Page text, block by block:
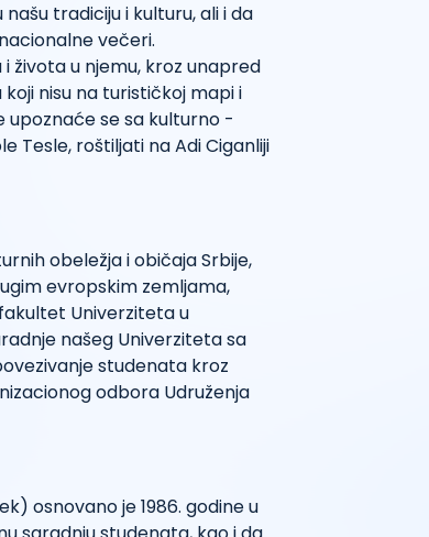
tradiciju i kulturu, ali i da
večeri.
života u njemu, kroz unapred
nisu na turističkoj mapi i
upoznaće se sa kulturno -
Tesle, roštiljati na Adi Ciganliji
obeležja i običaja Srbije,
evropskim zemljama,
Univerziteta u
našeg Univerziteta sa
studenata kroz
odbora Udruženja
osnovano je 1986. godine u